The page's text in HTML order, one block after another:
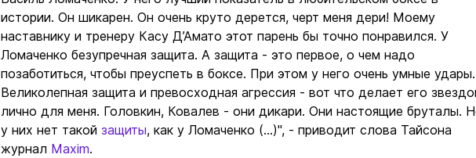
истории. Он шикарен. Он очень круто дерется, черт меня дери! Моему
наставнику и тренеру Касу Д’Амато этот парень бы точно понравился. У
Ломаченко безупречная защита. А защита - это первое, о чем надо
позаботиться, чтобы преуспеть в боксе. При этом у него очень умные удары.
Великолепная защита и превосходная агрессия - вот что делает его
лично для меня. Головкин, Ковалев - они дикари. Они настоящие бруталы.
у них нет такой защиты, как у Ломаченко (...)", - приводит слова Тайсона
журнал Maxim.